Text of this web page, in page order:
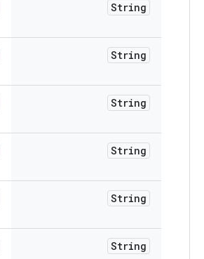
String
String
String
String
String
String